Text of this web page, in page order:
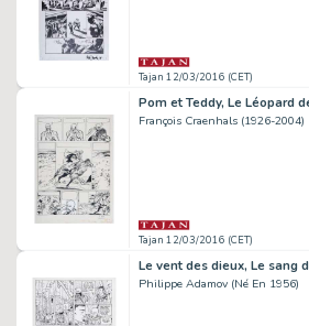
Tajan 12/03/2016 (CET)
Pom et Teddy, Le Léopard
François Craenhals (1926-2004)
Tajan 12/03/2016 (CET)
Philippe Adamov (Né En 1956)